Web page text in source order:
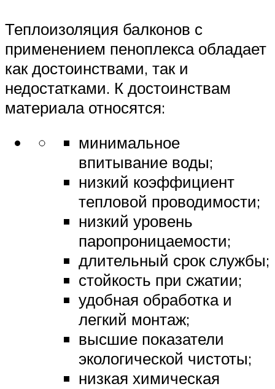
Теплоизоляция балконов с
применением пеноплекса обладает
как достоинствами, так и
недостатками. К достоинствам
материала относятся:
минимальное
впитывание воды;
низкий коэффициент
тепловой проводимости;
низкий уровень
паропроницаемости;
длительный срок службы;
стойкость при сжатии;
удобная обработка и
легкий монтаж;
высшие показатели
экологической чистоты;
низкая химическая